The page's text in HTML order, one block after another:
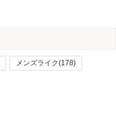
メンズライク(178)